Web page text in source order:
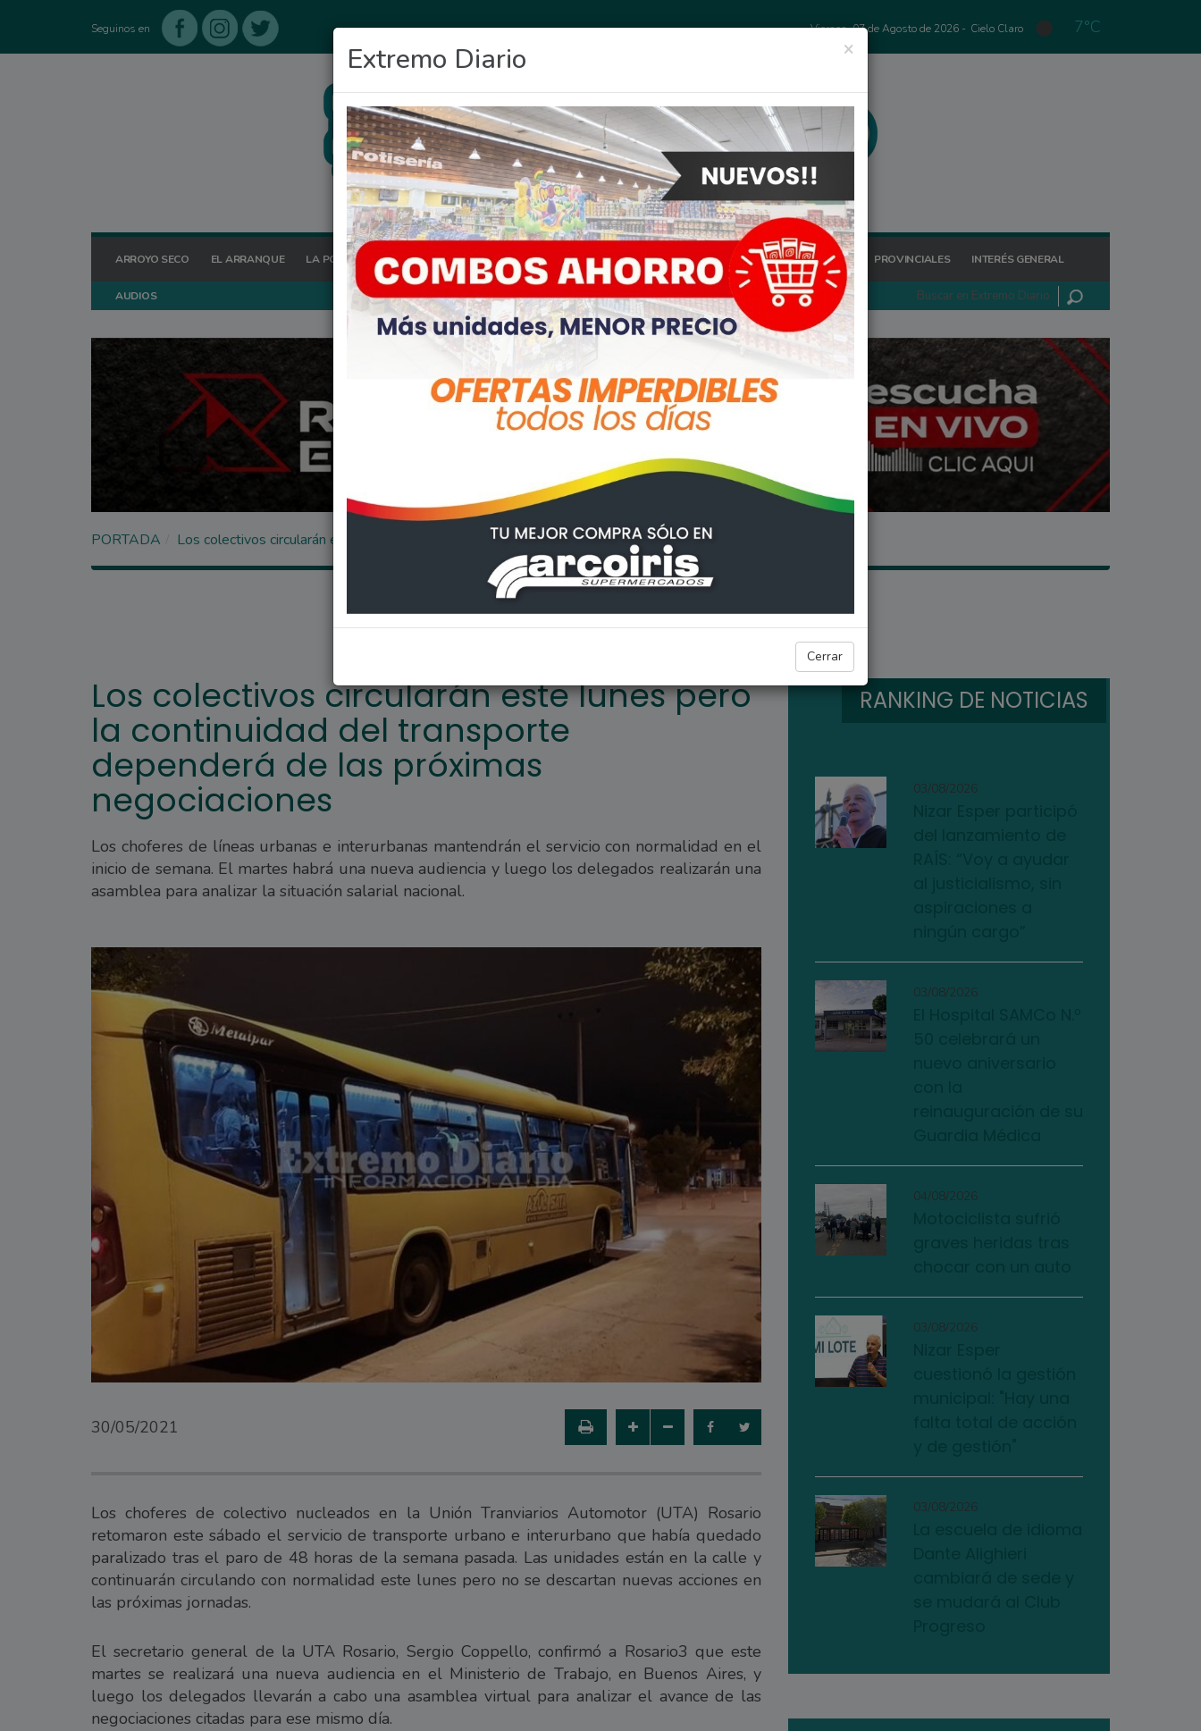
Seguinos en Viernes, 07 de Agosto de 2026 - Cielo Claro 7°C
ARROYO SECO EL ARRANQUE LA POSTA HOY OCIO DEPORTES FIGHIERA GENERAL LAGOS POLICIALES REGIONALES PROVINCIALES INTERÉS GENERAL
AUDIOS
×
Extremo Diario
Cerrar
PORTADA Los colectivos circularán este lunes pero la continuidad del transporte dependerá de las próximas negociaciones
INTERÉS GENERAL
Los colectivos circularán este lunes pero
la continuidad del transporte
dependerá de las próximas
negociaciones
Los choferes de líneas urbanas e interurbanas mantendrán el servicio con normalidad en el
inicio de semana. El martes habrá una nueva audiencia y luego los delegados realizarán una
asamblea para analizar la situación salarial nacional.
30/05/2021
Los choferes de colectivo nucleados en la Unión Tranviarios Automotor (UTA) Rosario
retomaron este sábado el servicio de transporte urbano e interurbano que había quedado
paralizado tras el paro de 48 horas de la semana pasada. Las unidades están en la calle y
continuarán circulando con normalidad este lunes pero no se descartan nuevas acciones en
las próximas jornadas.
El secretario general de la UTA Rosario, Sergio Coppello, confirmó a Rosario3 que este
martes se realizará una nueva audiencia en el Ministerio de Trabajo, en Buenos Aires, y
luego los delegados llevarán a cabo una asamblea virtual para analizar el avance de las
negociaciones citadas para ese mismo día.
RANKING DE NOTICIAS
03/08/2026
03/08/2026
04/08/2026
03/08/2026
03/08/2026